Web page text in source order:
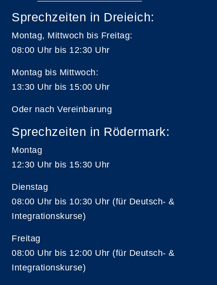
Sprechzeiten in Dreieich:
Montag, Mittwoch bis Freitag:
08:00 Uhr bis 12:30 Uhr
Montag bis Mittwoch:
13:30 Uhr bis 15:00 Uhr
Oder nach Vereinbarung
Sprechzeiten in Rödermark:
Montag
12:30 Uhr bis 15:30 Uhr
Dienstag
08:00 Uhr bis 10:30 Uhr (für Deutsch- &
Integrationskurse)
Freitag
08:00 Uhr bis 12:00 Uhr (für Deutsch- &
Integrationskurse)